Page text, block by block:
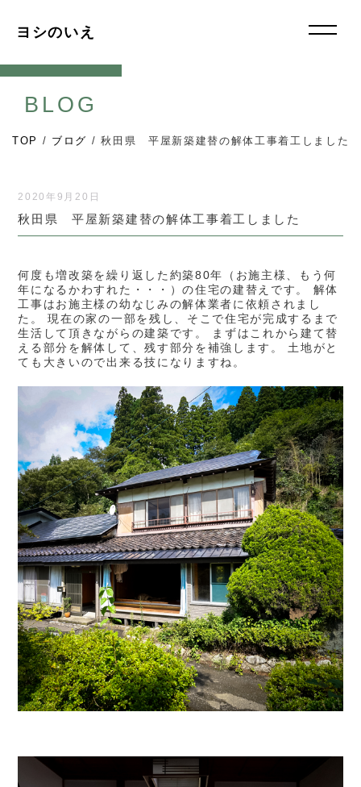
ヨシのいえ
BLOG
TOP / ブログ / 秋田県 平屋新築建替の解体工事着工しました
2020年9月20日
秋田県 平屋新築建替の解体工事着工しました
何度も増改築を繰り返した約築80年（お施主様、もう何
年になるかわすれた・・・）の住宅の建替えです。 解体
工事はお施主様の幼なじみの解体業者に依頼されまし
た。 現在の家の一部を残し、そこで住宅が完成するまで
生活して頂きながらの建築です。 まずはこれから建て替
える部分を解体して、残す部分を補強します。 土地がと
ても大きいので出来る技になりますね。